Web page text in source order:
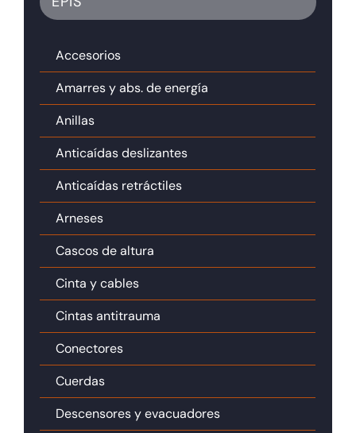
Accesorios
Amarres y abs. de energía
Anillas
Anticaídas deslizantes
Anticaídas retráctiles
Arneses
Cascos de altura
Cinta y cables
Cintas antitrauma
Conectores
Cuerdas
Descensores y evacuadores